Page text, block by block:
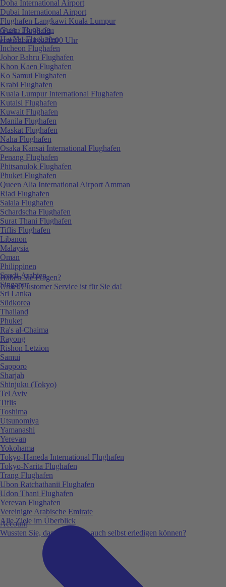
0848 / 19 96 00
erreichbar bis 20:00 Uhr
Haben Sie Fragen?
Unser Customer Service ist für Sie da!
Account
Wussten Sie, dass Sie vieles auch selbst erledigen können?
Doha International Airport
Dubai International Airport
Flughafen Langkawi Kuala Lumpur
Guam Flughafen
Hat Yai Flughafen
Incheon Flughafen
Johor Bahru Flughafen
Khon Kaen Flughafen
Ko Samui Flughafen
Krabi Flughafen
Kuala Lumpur International Flughafen
Kutaisi Flughafen
Kuwait Flughafen
Manila Flughafen
Maskat Flughafen
Naha Flughafen
Osaka Kansai International Flughafen
Penang Flughafen
Phitsanulok Flughafen
Phuket Flughafen
Queen Alia International Airport Amman
Riad Flughafen
Salala Flughafen
Schardscha Flughafen
Surat Thani Flughafen
Tiflis Flughafen
Libanon
Malaysia
Oman
Philippinen
Saudi-Arabien
Singapur
Sri Lanka
Südkorea
Thailand
Phuket
Ra's al-Chaima
Rayong
Rishon Letzion
Samui
Sapporo
Sharjah
Shinjuku (Tokyo)
Tel Aviv
Tiflis
Toshima
Utsunomiya
Yamanashi
Yerevan
Yokohama
Tokyo-Haneda International Flughafen
Tokyo-Narita Flughafen
Trang Flughafen
Ubon Ratchathanii Flughafen
Udon Thani Flughafen
Yerevan Flughafen
Vereinigte Arabische Emirate
Alle Ziele im Überblick